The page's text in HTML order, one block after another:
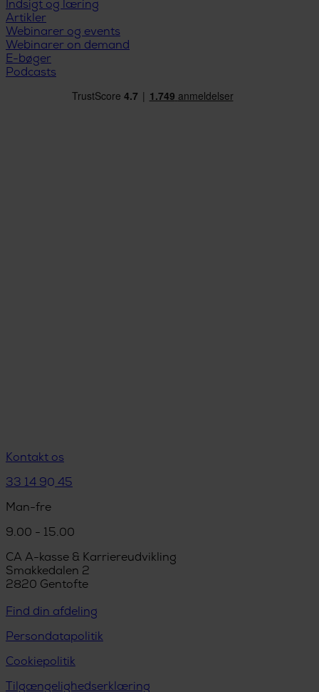
Indsigt og læring
Artikler
Webinarer og events
Webinarer on demand
E-bøger
Podcasts
Kontakt os
33 14 90 45
Man-fre
9.00 - 15.00
CA A-kasse & Karriereudvikling
Smakkedalen 2
2820 Gentofte
Find din afdeling
Persondatapolitik
Cookiepolitik
Tilgængelighedserklæring